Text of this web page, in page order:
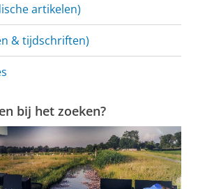
artikelen)
& tijdschriften)
bij het zoeken?